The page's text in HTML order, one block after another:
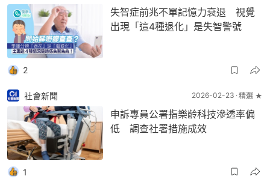
失智症前兆不單記憶力衰退 視覺
出現「這4種退化」是失智警號
2
社會新聞 2026-02-23 精選 ★
申訴專員公署指樂齡科技滲透率偏
低 調查社署措施成效
1